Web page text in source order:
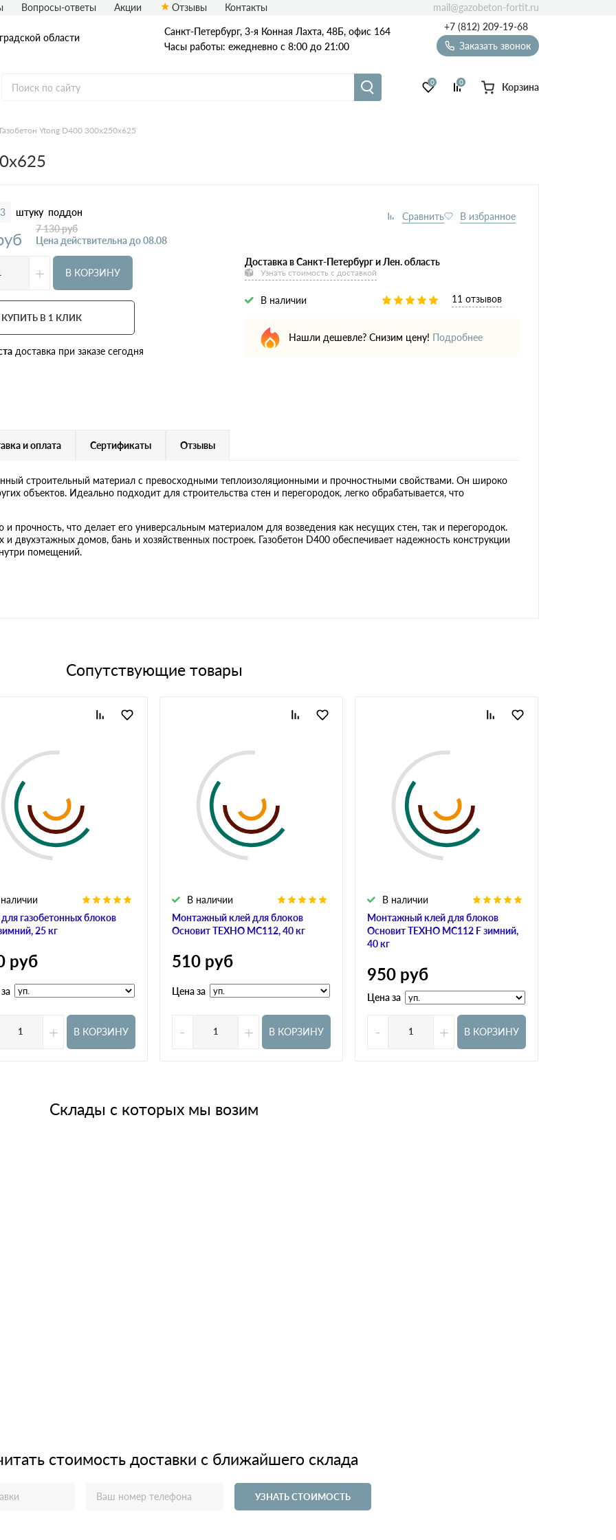
области
Санкт-Петербург, 3-я Конная Лахта, 48Б, офис 164
Часы работы: ежедневно с 8:00 до 21:00
+7 (812) 209-19-68
Заказать звонок
375х250х625
0 0 Корзина
Вопросы-ответы Акции Отзывы Контакты mail@gazobeton-fortit.ru
Газобетон Ytong D400 300x250x625
штуку поддон
7 130руб
Цена действительна до 08.08
+ В КОРЗИНУ
КУПИТЬ В 1 КЛИК
доставка при заказе сегодня
Доставка в Санкт-Петербург и Лен. область
Узнать стоимость с доставкой
В наличии 11 отзывов
Нашли дешевле? Снизим цену! Подробнее
и оплата Сертификаты Отзывы
строительный материал с превосходными теплоизоляционными и прочностными свойствами. Он широко
объектов. Идеально подходит для строительства стен и перегородок, легко обрабатывается, что
и прочность, что делает его универсальным материалом для возведения как несущих стен, так и перегородок.
двухэтажных домов, бань и хозяйственных построек. Газобетон D400 обеспечивает надежность конструкции
помещений.
Сопутствующие товары
газобетонных блоков
25 кг
руб
+ В КОРЗИНУ
Монтажный клей для блоков
Основит ТЕХНО МС112, 40 кг
В наличии
510 руб
Цена за
- + В КОРЗИНУ
Монтажный клей для блоков
Основит ТЕХНО MC112 F зимний,
40 кг
В наличии
950 руб
Цена за
- + В КОРЗИНУ
Склады с которых мы возим
стоимость доставки с ближайшего склада
УЗНАТЬ СТОИМОСТЬ